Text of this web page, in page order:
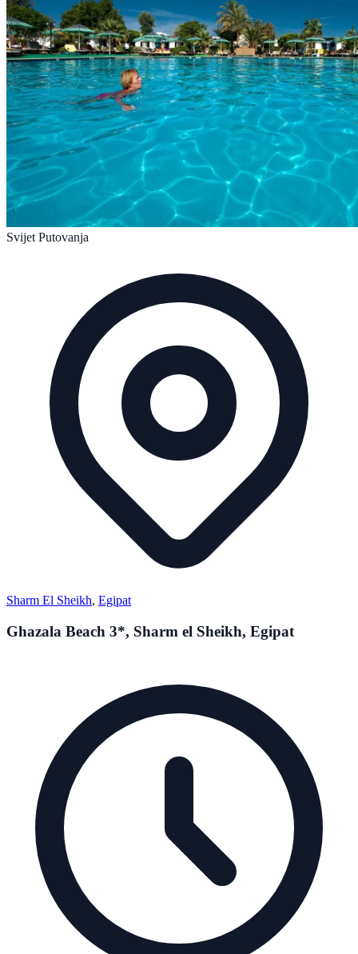
Svijet Putovanja
Sharm El Sheikh, Egipat
Ghazala Beach 3*, Sharm el Sheikh, Egipat